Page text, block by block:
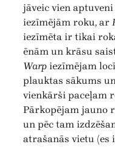
jāveic vien
iezīmējām roku, ar
iezīmēta ir tikai
ēnām un krāsu
Warp iezīmējam
plauktas sākums
vienkārši paceļam
Pārkopējam jauno
un pēc tam
atrašanās vietu (es